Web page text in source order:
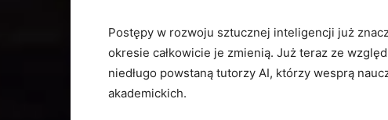
Postępy w rozwoju sztucznej inteligencji już
okresie całkowicie je zmienią. Już teraz ze
niedługo powstaną tutorzy AI, którzy wesprą
akademickich.